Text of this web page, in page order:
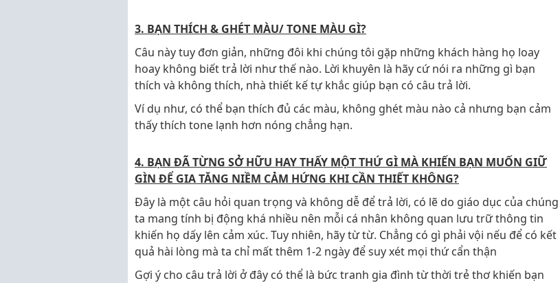
3. BẠN THÍCH & GHÉT MÀU/ TONE MÀU GÌ?
Câu này tuy đơn giản, những đôi khi chúng tôi gặp những khách hàng họ loay
hoay không biết trả lời như thế nào. Lời khuyên là hãy cứ nói ra những gì bạn
thích và không thích, nhà thiết kế tự khắc giúp bạn có câu trả lời.
Ví dụ như, có thể bạn thích đủ các màu, không ghét màu nào cả nhưng bạn cảm
thấy thích tone lạnh hơn nóng chẳng hạn.
4. BẠN ĐÃ TỪNG SỞ HỮU HAY THẤY MỘT THỨ GÌ MÀ KHIẾN BẠN MUỐN GIỮ
GÌN ĐỂ GIA TĂNG NIỀM CẢM HỨNG KHI CẦN THIẾT KHÔNG?
Đây là một câu hỏi quan trọng và không dễ để trả lời, có lẽ do giáo dục của chúng
ta mang tính bị động khá nhiều nên mỗi cá nhân không quan lưu trữ thông tin
khiến họ dấy lên cảm xúc. Tuy nhiên, hãy từ từ. Chẳng có gì phải vội nếu để có kết
quả hài lòng mà ta chỉ mất thêm 1-2 ngày để suy xét mọi thứ cẩn thận
Gợi ý cho câu trả lời ở đây có thể là bức tranh gia đình từ thời trẻ thơ khiến bạn